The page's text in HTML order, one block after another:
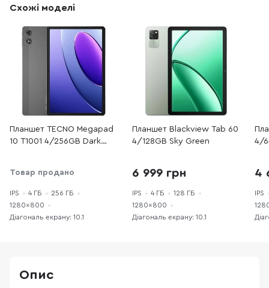
Схожі моделі
Планшет TECNO Megapad
10 T1001 4/256GB Dark
Товар продано
IPS 4 ГБ
256 ГБ
1280×800
Діагональ екрану: 10.1
Планшет Blackview Tab 60
4/128GB Sky Green
6 999 грн
IPS 4 ГБ
128 ГБ
1280×800
Діагональ екрану: 10.1
4/
4
IPS
Опис